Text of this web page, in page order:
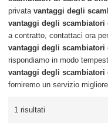
privatavantaggi degli
vantaggi degli
a contratto, contattaci ora
vantaggi degli
rispondiamo in modo
vantaggi degli
forniremo un servizio
1 risultati